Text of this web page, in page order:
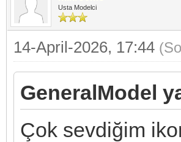
Usta Modelci
14-April-2026, 17:44
GeneralModel
Çok sevdiğim